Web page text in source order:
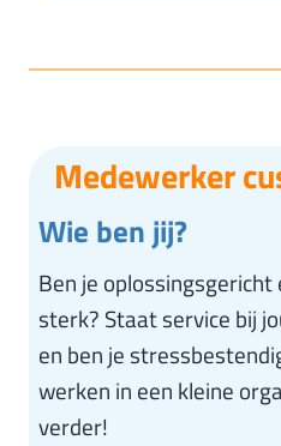
Medewerker
Wie ben jij?
Ben je
sterk? Staat service bij
en ben je
werken in een kleine
verder!